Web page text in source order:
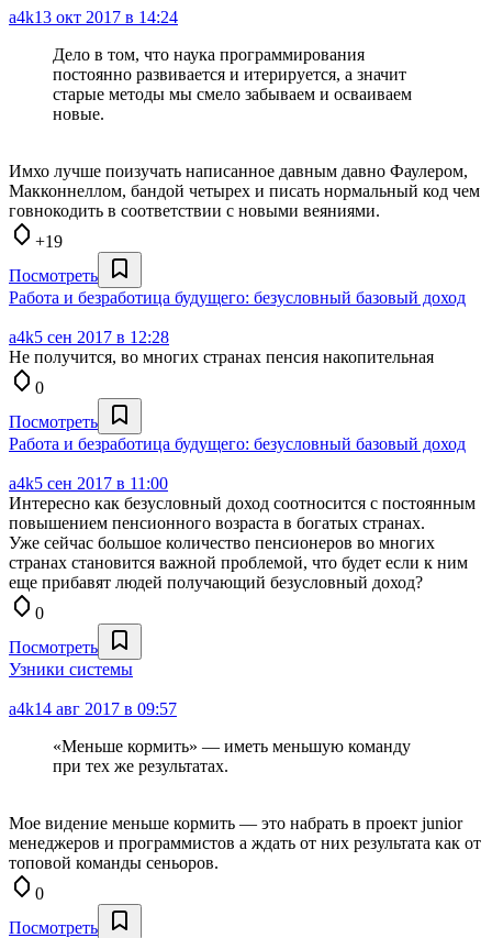
a4k13 окт 2017 в 14:24
Дело в том, что наука программирования
постоянно развивается и итерируется, а значит
старые методы мы смело забываем и осваиваем
новые.
Имхо лучше поизучать написанное давным давно Фаулером,
Макконнеллом, бандой четырех и писать нормальный код чем
говнокодить в соответствии с новыми веяниями.
+19
Посмотреть
Работа и безработица будущего: безусловный базовый доход
a4k5 сен 2017 в 12:28
Не получится, во многих странах пенсия накопительная
0
Посмотреть
Работа и безработица будущего: безусловный базовый доход
a4k5 сен 2017 в 11:00
Интересно как безусловный доход соотносится с постоянным
повышением пенсионного возраста в богатых странах.
Уже сейчас большое количество пенсионеров во многих
странах становится важной проблемой, что будет если к ним
еще прибавят людей получающий безусловный доход?
0
Посмотреть
Узники системы
a4k14 авг 2017 в 09:57
«Меньше кормить» — иметь меньшую команду
при тех же результатах.
Мое видение меньше кормить — это набрать в проект junior
менеджеров и программистов а ждать от них результата как от
топовой команды сеньоров.
0
Посмотреть